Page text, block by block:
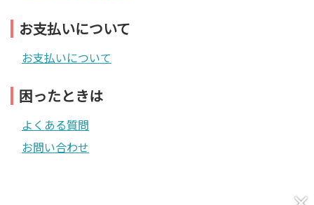
お支払いについて
お支払いについて
困ったときは
よくある質問
お問い合わせ